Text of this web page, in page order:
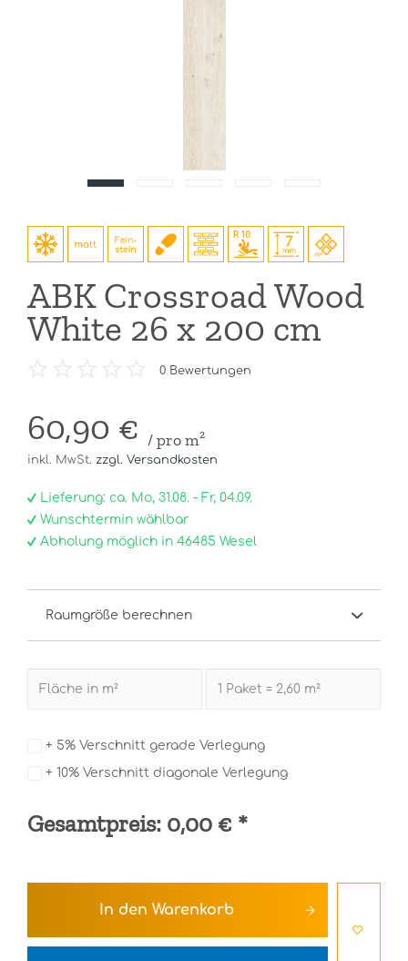
ABK Crossroad Wood
White 26 x 200 cm
0 Bewertungen
60,90 € / pro m²
inkl. MwSt. zzgl. Versandkosten
Lieferung: ca. Mo, 31.08. - Fr, 04.09.
Wunschtermin wählbar
Abholung möglich in 46485 Wesel
Raumgröße berechnen
+ 5% Verschnitt gerade Verlegung
+ 10% Verschnitt diagonale Verlegung
Gesamtpreis: 0,00 € *
In den Warenkorb